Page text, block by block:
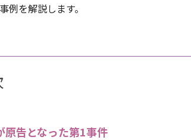
例を解説します。
原告となった第1事件